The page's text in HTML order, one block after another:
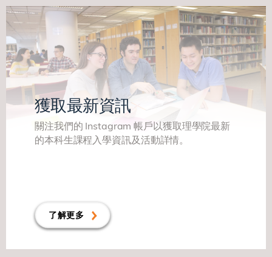
獲取最新資訊
關注我們的 Instagram 帳戶以獲取理學院最新
的本科生課程入學資訊及活動詳情。
了解更多